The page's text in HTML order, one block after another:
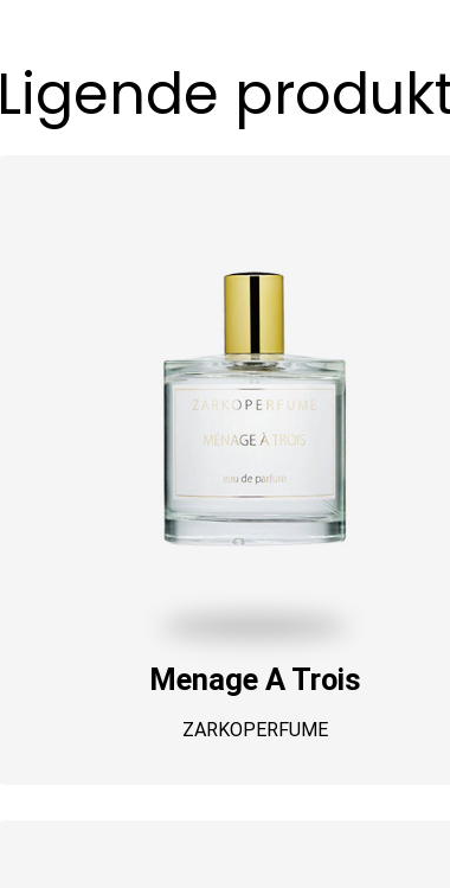
Ligende
Menage A Trois
ZARKOPERFUME